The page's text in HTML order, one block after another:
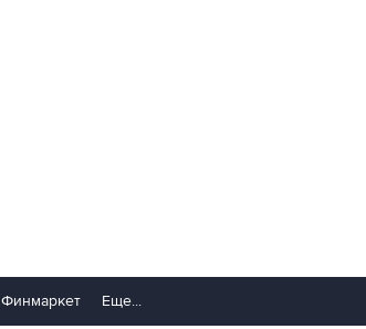
Финмаркет Еще...